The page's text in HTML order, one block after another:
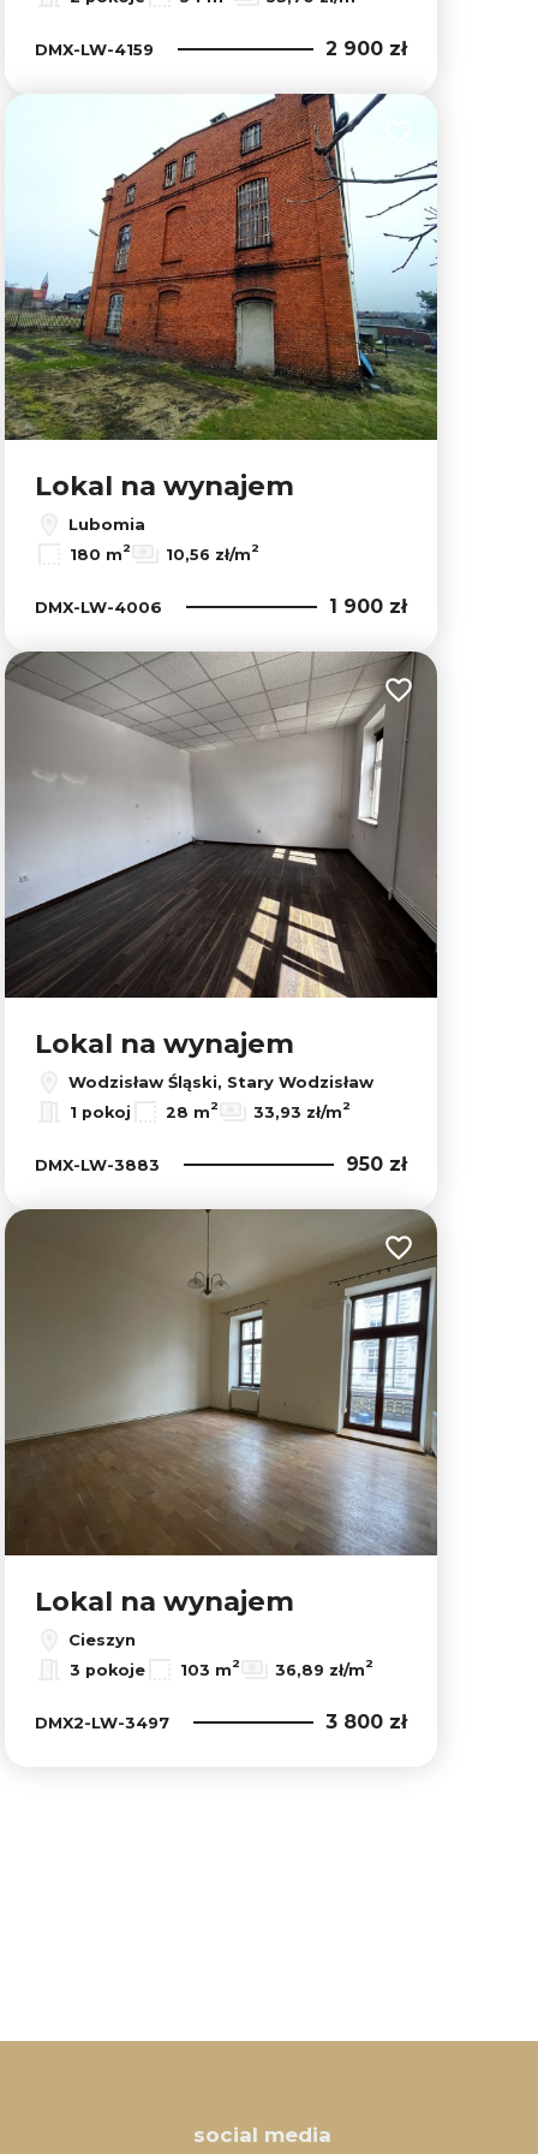
DMX-LW-4159 2 900 zł
Lokal na wynajem
Lubomia
180 m2 10,56 zł/m2
DMX-LW-4006 1 900 zł
Dodaj do
Lokal na wynajem
Wodzisław Śląski, Stary Wodzisław
1 pokoj 28 m2 33,93 zł/m2
DMX-LW-3883 950 zł
Dodaj do
Lokal na wynajem
Cieszyn
3 pokoje 103 m2 36,89 zł/m2
DMX2-LW-3497 3 800 zł
social media